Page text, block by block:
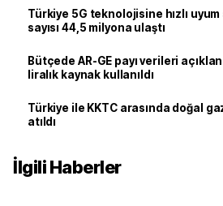
Türkiye 5G teknolojisine hızlı uyum
sayısı 44,5 milyona ulaştı
Bütçede AR-GE payı verileri
liralık kaynak kullanıldı
Türkiye ile KKTC arasında doğal
atıldı
İlgili Haberler